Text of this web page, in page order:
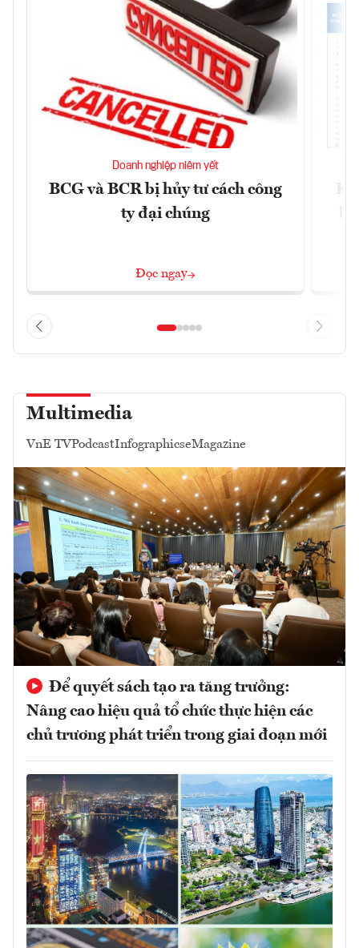
Doanh nghiệp niêm yết
BCG và BCR bị hủy tư cách công
ty đại chúng
Đọc ngay
Multimedia
VnE TVPodcastInfographicseMagazine
Để quyết sách tạo ra tăng trưởng:
Nâng cao hiệu quả tổ chức thực hiện các
chủ trương phát triển trong giai đoạn mới